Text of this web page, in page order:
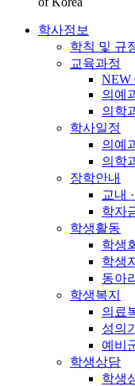
학사정보
학칙 및 규
교육과정
NEW
의예
의학
학사일정
의예
의학
장학안내
교내
학자
학생활동
학생
학생
동아리
학생복지
의료
성의
예비
학생상담
학생